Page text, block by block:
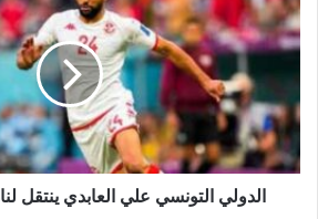
الدولي التونسي علي العابدي ينتقل